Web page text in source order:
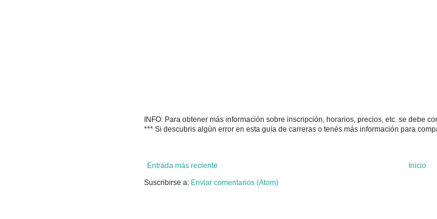
INFO: Para obtener más información sobre inscripción, horarios, precios, etc. se debe
*** Si descubris algún error en esta guía de carreras o tenés más información para
Entrada más reciente
Inicio
Suscribirse a: Enviar comentarios (Atom)